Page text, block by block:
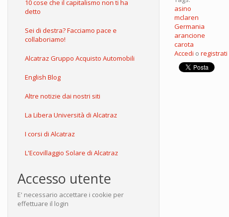
10 cose che il capitalismo non ti ha
detto
Sei di destra? Facciamo pace e
collaboriamo!
Alcatraz Gruppo Acquisto Automobili
English Blog
Altre notizie dai nostri siti
La Libera Università di Alcatraz
I corsi di Alcatraz
L'Ecovillaggio Solare di Alcatraz
Accesso utente
E' necessario accettare i cookie per
effettuare il login
asino
mclaren
Germania
arancione
carota
Accedi o registrati